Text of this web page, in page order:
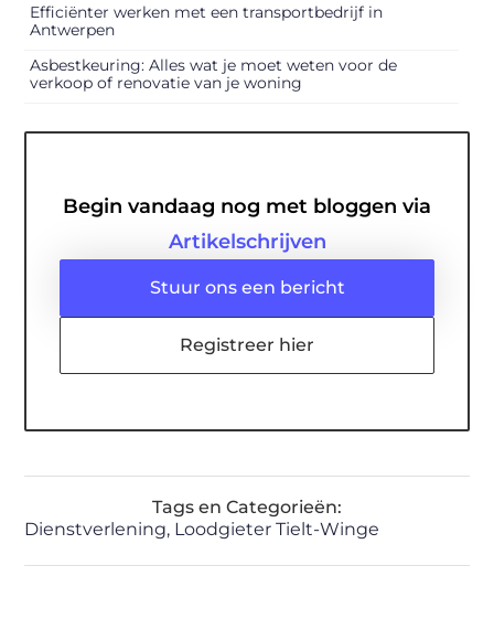
Efficiënter werken met een transportbedrijf in
Antwerpen
Asbestkeuring: Alles wat je moet weten voor de
verkoop of renovatie van je woning
Begin vandaag nog met bloggen via
Artikelschrijven
Stuur ons een bericht
Registreer hier
Tags en Categorieën:
Dienstverlening, Loodgieter Tielt-Winge